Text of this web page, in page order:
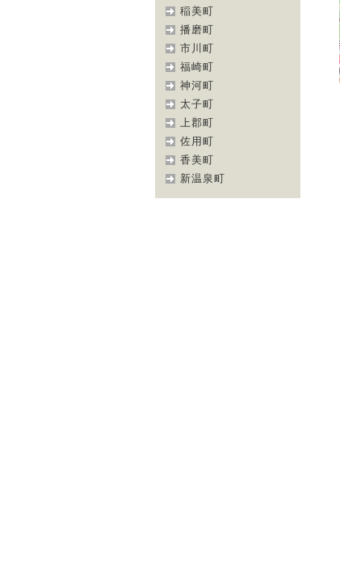
稲美町
播磨町
市川町
福崎町
神河町
太子町
上郡町
佐用町
香美町
新温泉町